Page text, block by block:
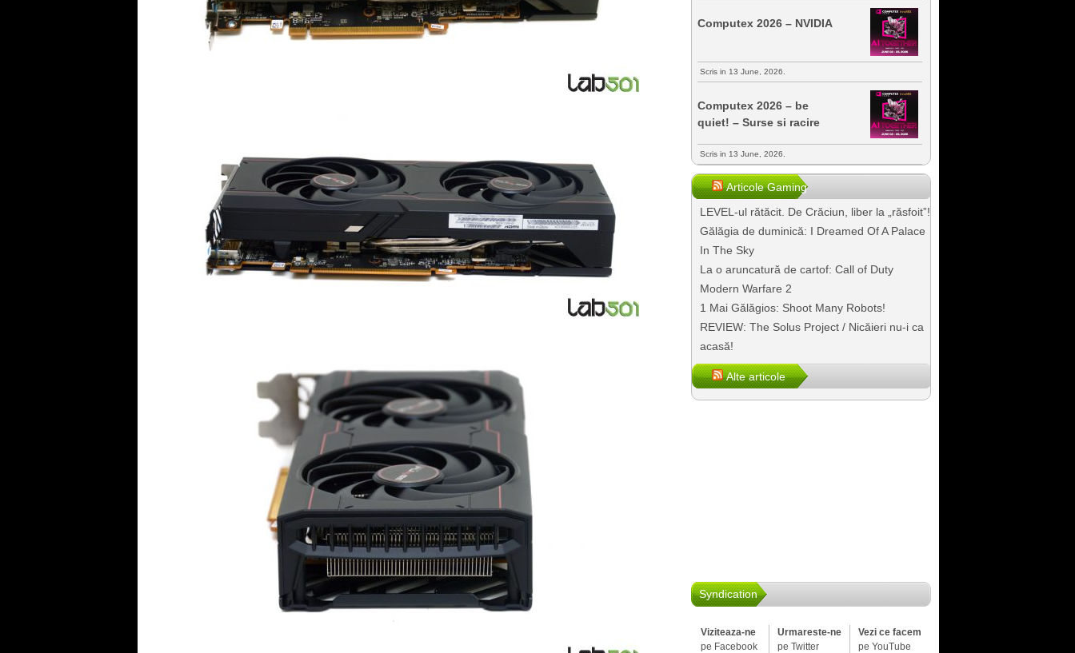
Computex 2026 – NVIDIA
Scris in 13 June, 2026.
Computex 2026 – be
quiet! – Surse si racire
Scris in 13 June, 2026.
Articole Gaming
LEVEL-ul rătăcit. De Crăciun, liber la „răsfoit”!
Gălăgia de duminică: I Dreamed Of A Palace
In The Sky
La o aruncatură de cartof: Call of Duty
Modern Warfare 2
1 Mai Gălăgios: Shoot Many Robots!
REVIEW: The Solus Project / Nicăieri nu-i ca
acasă!
Alte articole
Syndication
Viziteaza-ne
pe Facebook
Urmareste-ne
pe Twitter
Vezi ce facem
pe YouTube